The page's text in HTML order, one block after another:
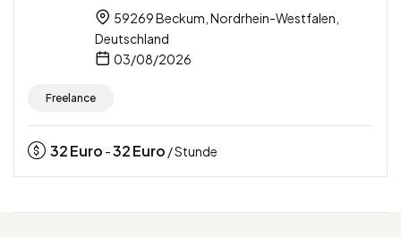
59269 Beckum, Nordrhein-Westfalen,
Deutschland
03/08/2026
Freelance
32Euro -32Euro / Stunde